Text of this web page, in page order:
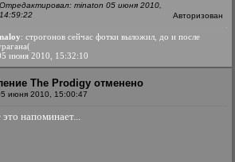
Отредактировал: minaton 05 июня 2010,
14:59:22
Авторизован
: строгонов сейчас фотки выложил, до и после
июня 2010, 15:32:10
The Prodigy отменено
июня 2010, 15:00:47
напоминает...